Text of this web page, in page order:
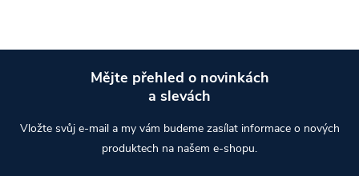
a
Mějte přehled o novinkách
a slevách
Vložte svůj e-mail a my vám budeme zasílat informace o nových
produktech na našem e-shopu.